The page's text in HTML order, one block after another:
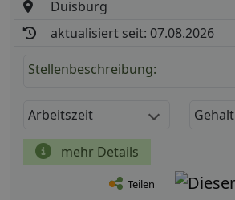
Duisburg
aktualisiert seit: 07.08.2026
Stellenbeschreibung:
Arbeitszeit Gehalt
mehr Details
Teilen